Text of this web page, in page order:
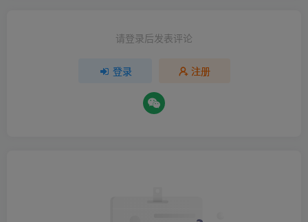
请登录后发表评论
登录 注册